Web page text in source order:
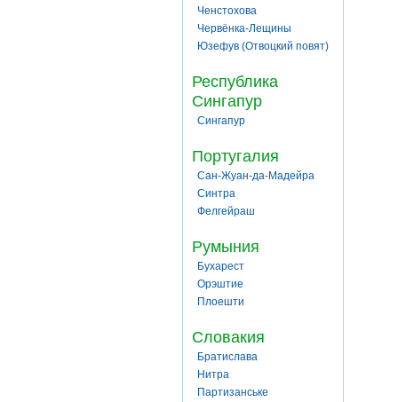
Ченстохова
Червёнка-Лещины
Юзефув (Отвоцкий повят)
Республика
Сингапур
Сингапур
Португалия
Сан-Жуан-да-Мадейра
Синтра
Фелгейраш
Румыния
Бухарест
Орэштие
Плоешти
Словакия
Братислава
Нитра
Партизанське